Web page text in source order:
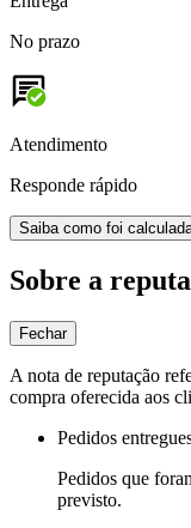
No prazo
Atendimento
Responde rápido
Saiba como foi
Sobre a
Fechar
A nota de reputação
compra oferecida aos
Pedidos
Pedidos que
previsto.